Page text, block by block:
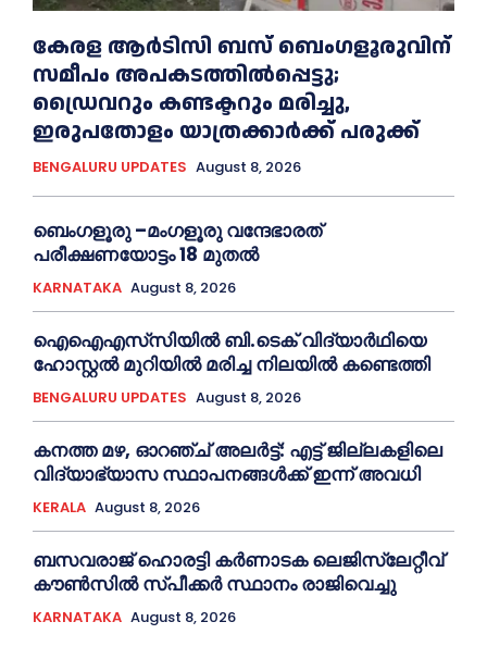
കേരള ആർടിസി ബസ് ബെംഗളൂരുവിന്
സമീപം അപകടത്തിൽപ്പെട്ടു;
ഡ്രൈവറും കണ്ടക്ടറും മരിച്ചു,
ഇരുപതോളം യാത്രക്കാർക്ക് പരുക്ക്
BENGALURU UPDATES August 8, 2026
ബെംഗളൂരു –മംഗളൂരു വന്ദേഭാരത്
പരീക്ഷണയോട്ടം 18 മുതൽ
KARNATAKA August 8, 2026
ഐഐഎസ്‌സിയിൽ ബി.ടെക് വിദ്യാർഥിയെ
ഹോസ്റ്റൽ മുറിയിൽ മരിച്ച നിലയിൽ കണ്ടെത്തി
BENGALURU UPDATES August 8, 2026
ക​ന​ത്ത മ​ഴ, ഓറഞ്ച് അലർട്ട്: എ​ട്ട് ജി​ല്ല​ക​ളി​ലെ
വി​ദ്യാ​ഭ്യാ​സ സ്ഥാ​പ​ന​ങ്ങ​ൾ​ക്ക് ഇ​ന്ന് അ​വ​ധി
KERALA August 8, 2026
ബസവരാജ് ഹൊരട്ടി കർണാടക ലെജിസ്ലേറ്റീവ്
കൗൺസിൽ സ്പീക്കർ സ്ഥാനം രാജിവെച്ചു
KARNATAKA August 8, 2026